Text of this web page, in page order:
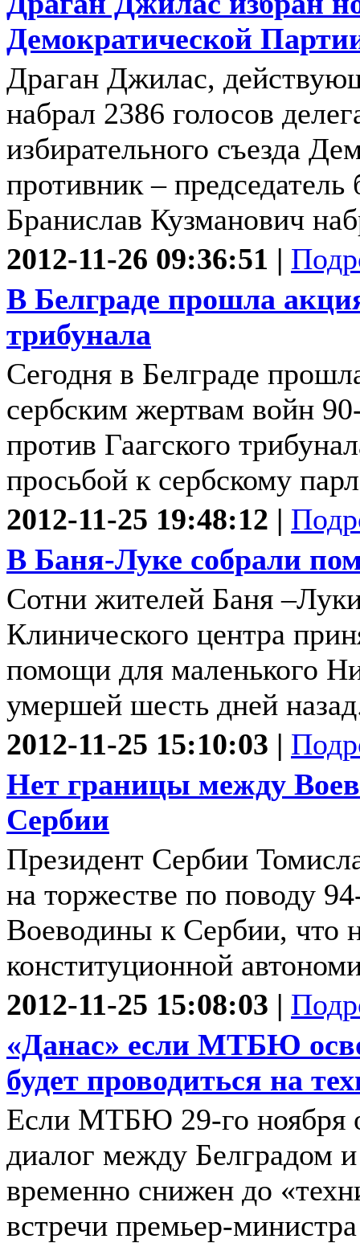
Демократической
Драган Джилас,
набрал 2386 голосов
избирательного съезда
противник –
Бранислав Кузманович
2012-11-26 09:36:51 |
В Белграде прошла
трибунала
Сегодня в Белграде
сербским жертвам войн
против Гаагского
просьбой к сербскому
2012-11-25 19:48:12 |
В Баня-Луке собрали
Сотни жителей Баня
Клинического центра
помощи для маленького
умершей шесть дней
2012-11-25 15:10:03 |
Нет границы между
Сербии
Президент Сербии
на торжестве по поводу
Воеводины к Сербии, что
конституционной
2012-11-25 15:08:03 |
«Данас» если МТБЮ
будет проводиться на
Если МТБЮ 29-го ноября
диалог между Белградом
временно снижен до
встречи премьер-